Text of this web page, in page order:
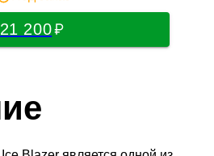
21 200